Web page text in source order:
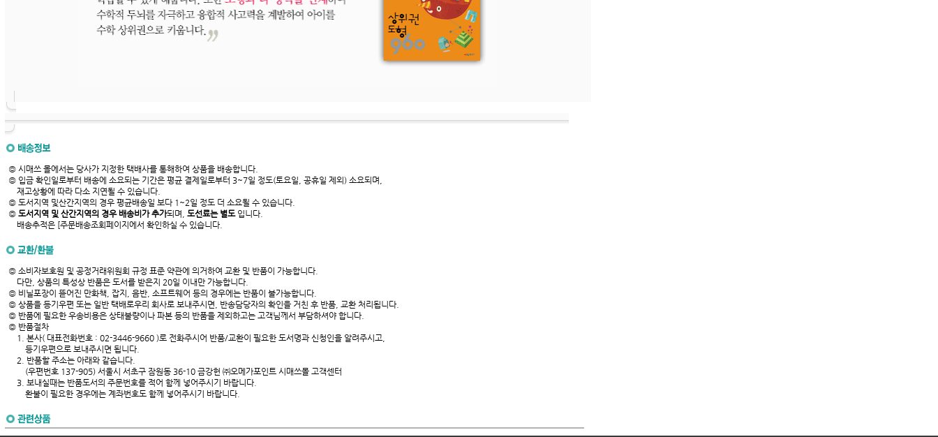
◎ 시매쓰 몰에서는 당사가 지정한 택배사를 통해하여 상품을 배송합니다.
◎ 입금 확인일로부터 배송에 소요되는 기간은 평균 결제일로부터 3~7일 정도(토요일, 공휴일 제외) 소요되며,
재고상황에 따라 다소 지연될 수 있습니다.
◎ 도서지역 및산간지역의 경우 평균배송일 보다 1~2일 정도 더 소요될 수 있습니다.
◎ 도서지역 및 산간지역의 경우 배송비가 추가되며, 도선료는 별도 입니다.
배송추적은 [주문배송조회페이지에서 확인하실 수 있습니다.
◎ 소비자보호원 및 공정거래위원회 규정 표준 약관에 의거하여 교환 및 반품이 가능합니다.
다만, 상품의 특성상 반품은 도서를 받은지 20일 이내만 가능합니다.
◎ 비닐포장이 뜯어진 만화책, 잡지, 음반, 소프트웨어 등의 경우에는 반품이 불가능합니다.
◎ 상품을 등기우편 또는 일반 택배로우리 회사로 보내주시면, 반송담당자의 확인을 거친 후 반품, 교환 처리됩니다.
◎ 반품에 필요한 우송비용은 상태불량이나 파본 등의 반품을 제외하고는 고객님께서 부담하셔야 합니다.
◎ 반품절차
1. 본사( 대표전화번호 : 02-3446-9660 )로 전화주시어 반품/교환이 필요한 도서명과 신청인을 알려주시고,
등기우편으로 보내주시면 됩니다.
2. 반품할 주소는 아래와 같습니다.
(우편번호 137-905) 서울시 서초구 잠원동 36-10 금강헌 ㈜오메가포인트 시매쓰몰 고객센터
3. 보내실때는 반품도서의 주문번호를 적어 함께 넣어주시기 바랍니다.
환불이 필요한 경우에는 계좌번호도 함께 넣어주시기 바랍니다.